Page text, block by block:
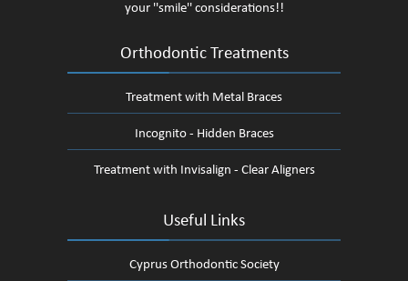
your ''smile'' considerations!!
Orthodontic Treatments
Treatment with Metal Braces
Incognito - Hidden Braces
Treatment with Invisalign - Clear Aligners
Useful Links
Cyprus Orthodontic Society